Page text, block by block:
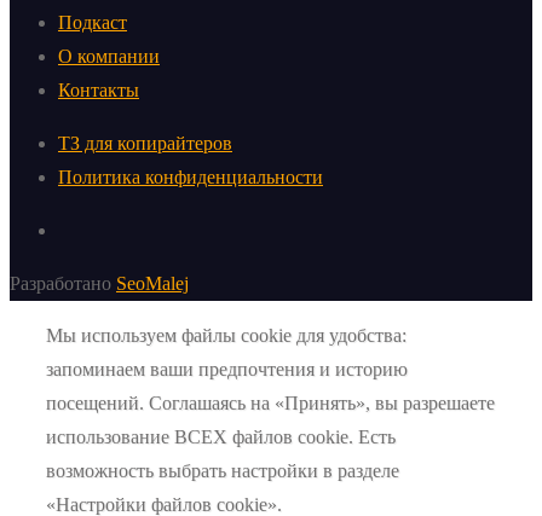
Подкаст
О компании
Контакты
ТЗ для копирайтеров
Политика конфиденциальности
Разработано SeoMalej
Мы используем файлы cookie для удобства:
запоминаем ваши предпочтения и историю
посещений. Соглашаясь на «Принять», вы разрешаете
использование ВСЕХ файлов cookie. Есть
возможность выбрать настройки в разделе
«Настройки файлов cookie».